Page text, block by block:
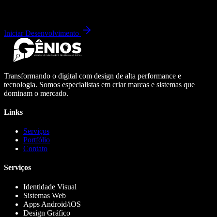
Iniciar Desenvolvimento
Transformando o digital com design de alta performance e
tecnologia. Somos especialistas em criar marcas e sistemas que
dominam o mercado.
Links
Serviços
Portfólio
Contato
Serviços
Identidade Visual
Sistemas Web
Apps Android/iOS
Design Gráfico